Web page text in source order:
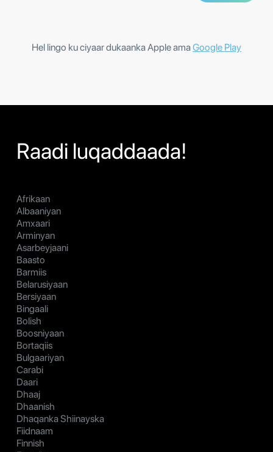
Hel lingo ku ciyaar dukaanka Apple amaGoogle Play
Raadi luqaddaada!
Afrikaan
Albaaniyan
Amxaari
Arminyan
Asarbeyjaani
Baasto
Barmiis
Belarusiyaan
Bersiyaan
Bingaali
Bolish
Boosniyaan
Bortaqiis
Bulgaariyan
Carabi
Daari
Dhaaj
Dhaanish
Dhaqanka Shiinayska
Fiidnaam
Finnish